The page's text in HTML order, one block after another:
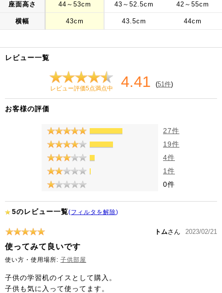
座面高さ
横幅
44～53cm
43cm
43～52.5cm
43.5cm
42～55cm
44cm
レビュー一覧
レビュー評価5点満点中 4.41 (51件)
お客様の評価
27件
19件
4件
1件
0件
5のレビュー一覧(フィルタを解除)
トムさん 2023/02/21
使ってみて良いです
使い方・使用場所: 子供部屋
子供の学習机のイスとして購入。
子供も気に入って使ってます。